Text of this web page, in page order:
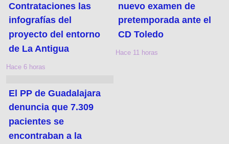
Contrataciones las
infografías del
proyecto del entorno
de La Antigua
Hace 6 horas
nuevo examen de
pretemporada ante el
CD Toledo
Hace 11 horas
El PP de Guadalajara
denuncia que 7.309
pacientes se
encontraban a la